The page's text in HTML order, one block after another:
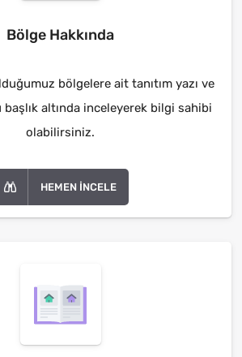
Bölge Hakkında
bölgelere ait tanıtım yazı ve
başlık altında inceleyerek bilgi sahibi
olabilirsiniz.
HEMEN İNCELE